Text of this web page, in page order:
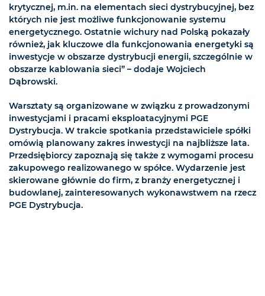
krytycznej, m.in. na elementach sieci dystrybucyjnej, bez
których nie jest możliwe funkcjonowanie systemu
energetycznego. Ostatnie wichury nad Polską pokazały
również, jak kluczowe dla funkcjonowania energetyki są
inwestycje w obszarze dystrybucji energii, szczególnie w
obszarze kablowania sieci” – dodaje Wojciech
Dąbrowski.
Warsztaty są organizowane w związku z prowadzonymi
inwestycjami i pracami eksploatacyjnymi PGE
Dystrybucja. W trakcie spotkania przedstawiciele spółki
omówią planowany zakres inwestycji na najbliższe lata.
Przedsiębiorcy zapoznają się także z wymogami procesu
zakupowego realizowanego w spółce. Wydarzenie jest
skierowane głównie do firm, z branży energetycznej i
budowlanej, zainteresowanych wykonawstwem na rzecz
PGE Dystrybucja.